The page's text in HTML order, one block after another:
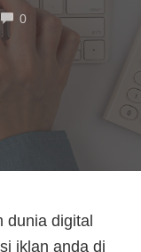
0COMMENTS
dunia digital
iklan anda di